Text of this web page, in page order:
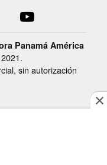
Panamá América
sin autorización